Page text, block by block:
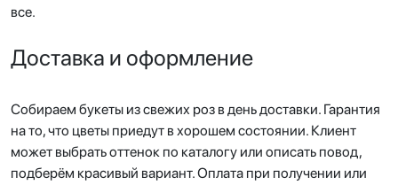
все.
Доставка и оформление
Собираем букеты из свежих роз в день доставки. Гарантия
на то, что цветы приедут в хорошем состоянии. Клиент
может выбрать оттенок по каталогу или описать повод,
подберём красивый вариант. Оплата при получении или